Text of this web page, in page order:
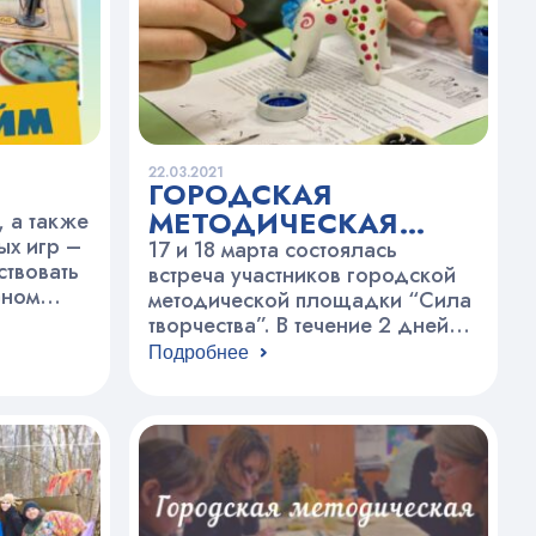
а также
игр –
также
этого
время,
22.03.2021
ГОРОДСКАЯ
МЕТОДИЧЕСКАЯ
ПЛОЩАДКА “СИЛА
ТВОРЧЕСТВА”
17 и 18 марта состоялась
встреча участников городской
методической площадки “Сила
творчества”. В течение 2 дней
коллеги из учреждений
интересных семинарах-
практикумах и мастер-классах.
17 МАРТА в ЦТ “На
Вадковском” прошла серия
семинаров-практикумов:
Подробнее